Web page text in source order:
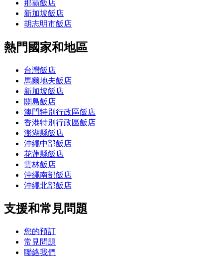
那霸飯店
新加坡飯店
胡志明市飯店
熱門國家和地區
台灣飯店
馬爾地夫飯店
新加坡飯店
關島飯店
澳門特別行政區飯店
香港特別行政區飯店
澎湖縣飯店
沖繩中部飯店
花蓮縣飯店
雲林飯店
沖繩南部飯店
沖繩北部飯店
支援和常見問題
您的預訂
常見問題
聯絡我們